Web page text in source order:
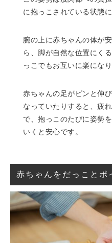
に抱っこされている状態に
腕の上に赤ちゃんの体が
ら、脚が自然な位置にく
っこでもお互いに楽になり
赤ちゃんの足がピンと伸
なっていたりすると、疲
で、抱っこのたびに姿勢
いくと安心です。
赤ちゃんをだっことポ